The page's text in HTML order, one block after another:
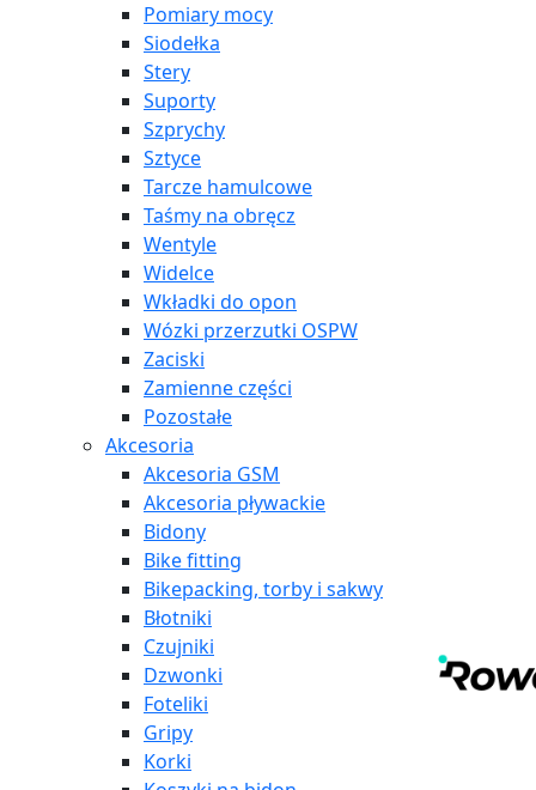
Pomiary mocy
Siodełka
Stery
Suporty
Szprychy
Sztyce
Tarcze hamulcowe
Taśmy na obręcz
Wentyle
Widelce
Wkładki do opon
Wózki przerzutki OSPW
Zaciski
Zamienne części
Pozostałe
Akcesoria
Akcesoria GSM
Akcesoria pływackie
Bidony
Bike fitting
Bikepacking, torby i sakwy
Błotniki
Czujniki
Dzwonki
Foteliki
Gripy
Korki